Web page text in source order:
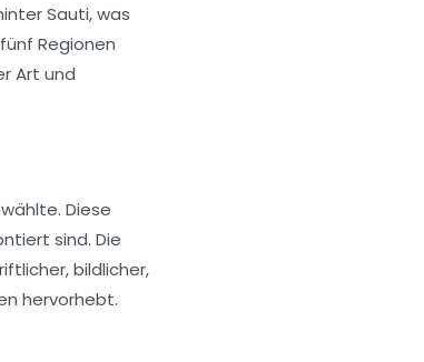
Sauti, was
Regionen
Art und
Diese
sind. Die
bildlicher,
hervorhebt.